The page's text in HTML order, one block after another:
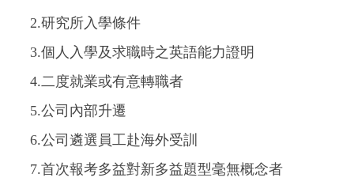
2.研究所入學條件
3.個人入學及求職時之英語能力證明
4.二度就業或有意轉職者
5.公司內部升遷
6.公司遴選員工赴海外受訓
7.首次報考多益對新多益題型毫無概念者